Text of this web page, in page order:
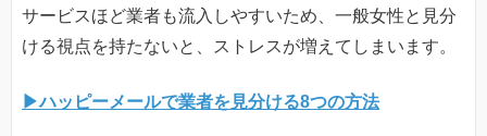
サービスほど業者も流入しやすいため、一般女性と見分
ける視点を持たないと、ストレスが増えてしまいます。
▶ハッピーメールで業者を見分ける8つの方法